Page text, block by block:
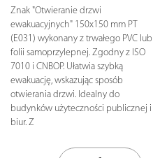
Znak "Otwieranie drzwi
ewakuacyjnych" 150x150 mm PT
(E031) wykonany z trwałego PVC lub
folii samoprzylepnej. Zgodny z ISO
7010 i CNBOP. Ułatwia szybką
ewakuację, wskazując sposób
otwierania drzwi. Idealny do
budynków użyteczności publicznej i
biur. Z